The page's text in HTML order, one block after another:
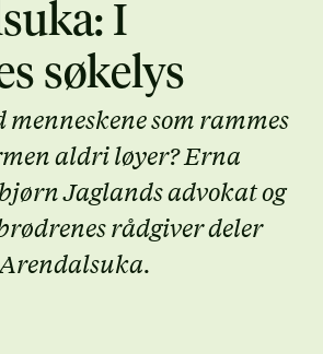
I
søkelys
menneskene som rammes
aldri løyer? Erna
Jaglands advokat og
rådgiver deler